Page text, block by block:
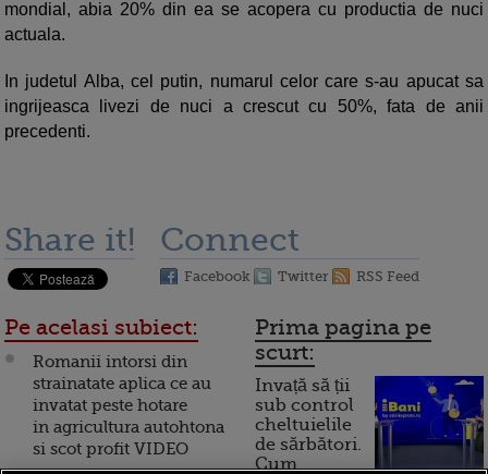
mondial, abia 20% din ea se acopera cu productia de nuci
actuala.
In judetul Alba, cel putin, numarul celor care s-au apucat sa
ingrijeasca livezi de nuci a crescut cu 50%, fata de anii
precedenti.
Share it! Connect
Facebook Twitter RSS Feed
Pe acelasi subiect:
Romanii intorsi din
strainatate aplica ce au
invatat peste hotare
in agricultura autohtona
si scot profit VIDEO
Prima pagina pe
scurt:
Invață să ții
sub control
cheltuielile
de sărbători.
Cum